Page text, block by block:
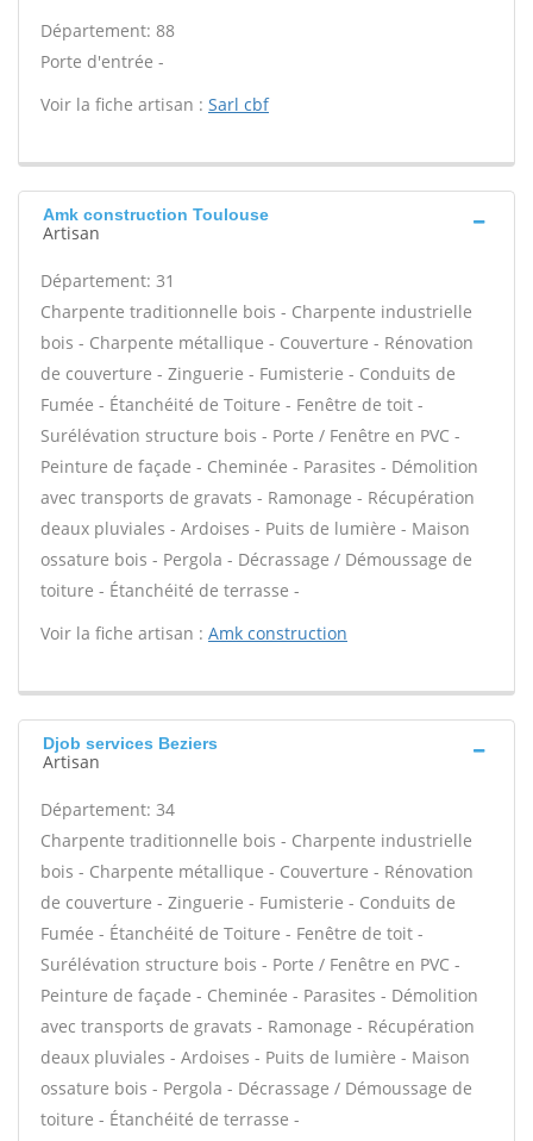
Département: 88
Porte d'entrée -
Voir la fiche artisan : Sarl cbf
Amk construction Toulouse
Artisan
Département: 31
Charpente traditionnelle bois - Charpente industrielle
bois - Charpente métallique - Couverture - Rénovation
de couverture - Zinguerie - Fumisterie - Conduits de
Fumée - Étanchéité de Toiture - Fenêtre de toit -
Surélévation structure bois - Porte / Fenêtre en PVC -
Peinture de façade - Cheminée - Parasites - Démolition
avec transports de gravats - Ramonage - Récupération
deaux pluviales - Ardoises - Puits de lumière - Maison
ossature bois - Pergola - Décrassage / Démoussage de
toiture - Étanchéité de terrasse -
Voir la fiche artisan : Amk construction
Djob services Beziers
Artisan
Département: 34
Charpente traditionnelle bois - Charpente industrielle
bois - Charpente métallique - Couverture - Rénovation
de couverture - Zinguerie - Fumisterie - Conduits de
Fumée - Étanchéité de Toiture - Fenêtre de toit -
Surélévation structure bois - Porte / Fenêtre en PVC -
Peinture de façade - Cheminée - Parasites - Démolition
avec transports de gravats - Ramonage - Récupération
deaux pluviales - Ardoises - Puits de lumière - Maison
ossature bois - Pergola - Décrassage / Démoussage de
toiture - Étanchéité de terrasse -